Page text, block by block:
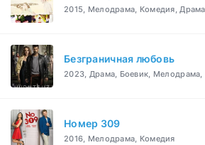
2015, Мелодрама, Комедия, Драма
Безграничная любовь
2023, Драма, Боевик, Мелодрама,
Номер 309
2016, Мелодрама, Комедия